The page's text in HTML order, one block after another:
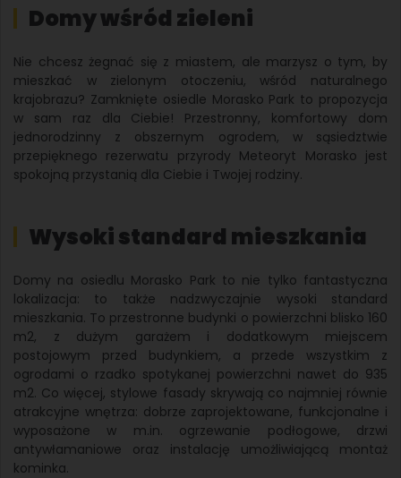
Domy wśród zieleni
Nie chcesz żegnać się z miastem, ale marzysz o tym, by
mieszkać w zielonym otoczeniu, wśród naturalnego
krajobrazu? Zamknięte osiedle Morasko Park to propozycja
w sam raz dla Ciebie! Przestronny, komfortowy dom
jednorodzinny z obszernym ogrodem, w sąsiedztwie
przepięknego rezerwatu przyrody Meteoryt Morasko jest
spokojną przystanią dla Ciebie i Twojej rodziny.
Wysoki standard mieszkania
Domy na osiedlu Morasko Park to nie tylko fantastyczna
lokalizacja: to także nadzwyczajnie wysoki standard
mieszkania. To przestronne budynki o powierzchni blisko 160
m2, z dużym garażem i dodatkowym miejscem
postojowym przed budynkiem, a przede wszystkim z
ogrodami o rzadko spotykanej powierzchni nawet do 935
m2. Co więcej, stylowe fasady skrywają co najmniej równie
atrakcyjne wnętrza: dobrze zaprojektowane, funkcjonalne i
wyposażone w m.in. ogrzewanie podłogowe, drzwi
antywłamaniowe oraz instalację umożliwiającą montaż
kominka.